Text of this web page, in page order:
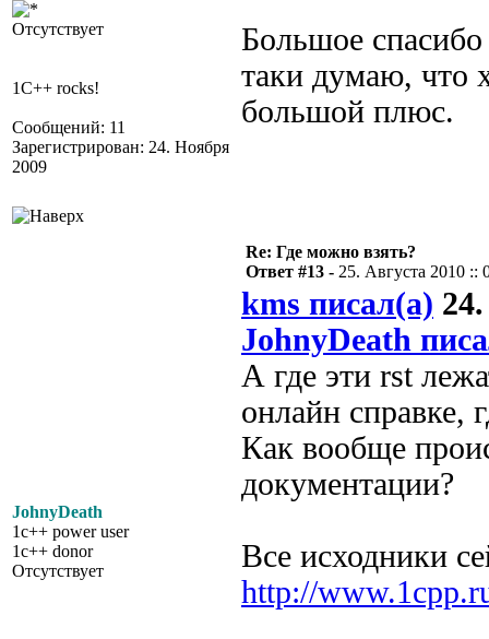
Отсутствует
1C++ rocks!
Сообщений: 11
Зарегистрирован: 24. Ноября
2009
Большое спасибо
таки думаю, что
большой плюс.
JohnyDeath
1c++ power user
1c++ donor
Отсутствует
Re: Где можно взять?
Ответ #13 - 25. Августа 2010 ::
kms писал(а)
JohnyDeath
А где эти rst
онлайн справке,
Как вообще
документации?
Все исходники
http://